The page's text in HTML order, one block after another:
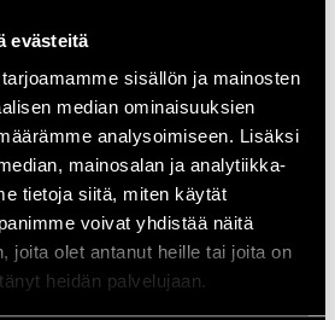
evästeitä
sisällön ja mainosten
median ominaisuuksien
analysoimiseen. Lisäksi
mainosalan ja analytiikka-
tietoja siitä, miten käytät
voivat yhdistää näitä
joita olet antanut heille tai joita on
heidän palvelujaan.
376 (kierretapit), DIN 338